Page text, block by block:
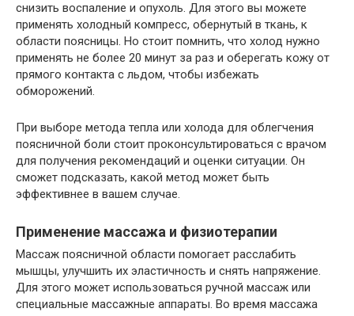
снизить воспаление и опухоль. Для этого вы можете
применять холодный компресс, обернутый в ткань, к
области поясницы. Но стоит помнить, что холод нужно
применять не более 20 минут за раз и оберегать кожу от
прямого контакта с льдом, чтобы избежать
обморожений.
При выборе метода тепла или холода для облегчения
поясничной боли стоит проконсультироваться с врачом
для получения рекомендаций и оценки ситуации. Он
сможет подсказать, какой метод может быть
эффективнее в вашем случае.
Применение массажа и физиотерапии
Массаж поясничной области помогает расслабить
мышцы, улучшить их эластичность и снять напряжение.
Для этого может использоваться ручной массаж или
специальные массажные аппараты. Во время массажа